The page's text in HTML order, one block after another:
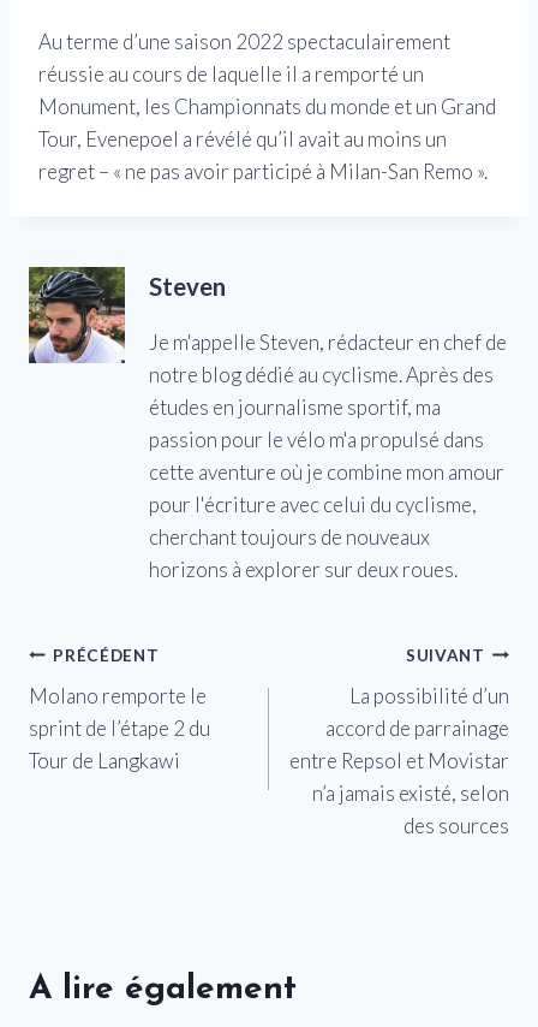
Au terme d’une saison 2022 spectaculairement
réussie au cours de laquelle il a remporté un
Monument, les Championnats du monde et un Grand
Tour, Evenepoel a révélé qu’il avait au moins un
regret – « ne pas avoir participé à Milan-San Remo ».
Steven
Je m'appelle Steven, rédacteur en chef de
notre blog dédié au cyclisme. Après des
études en journalisme sportif, ma
passion pour le vélo m'a propulsé dans
cette aventure où je combine mon amour
pour l'écriture avec celui du cyclisme,
cherchant toujours de nouveaux
horizons à explorer sur deux roues.
Navigation
de
l’article
PRÉCÉDENT
Molano remporte le
sprint de l’étape 2 du
Tour de Langkawi
SUIVANT
La possibilité d’un
accord de parrainage
entre Repsol et Movistar
n’a jamais existé, selon
des sources
A lire également